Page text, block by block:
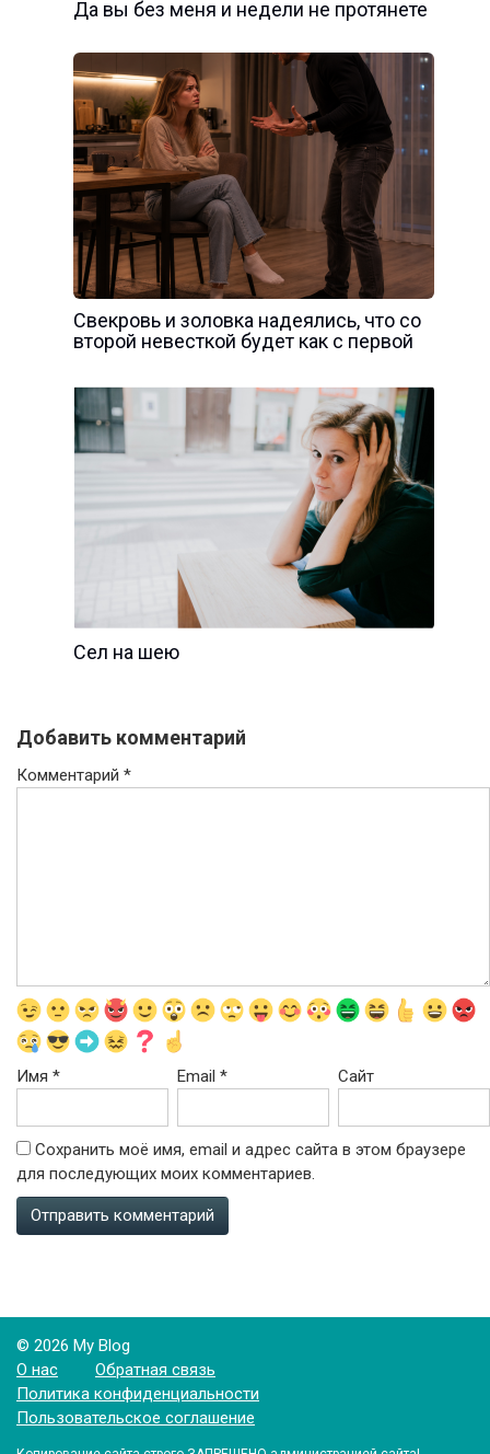
Да вы без меня и недели не протянете
Свекровь и золовка надеялись, что со
второй невесткой будет как с первой
Сел на шею
Добавить комментарий
Комментарий *
Имя * Email* Сайт
Сохранить моё имя, email и адрес сайта в этом браузере
для последующих моих комментариев.
© 2026 My Blog
О нас
Обратная связь
Политика конфиденциальности
Пользовательское соглашение